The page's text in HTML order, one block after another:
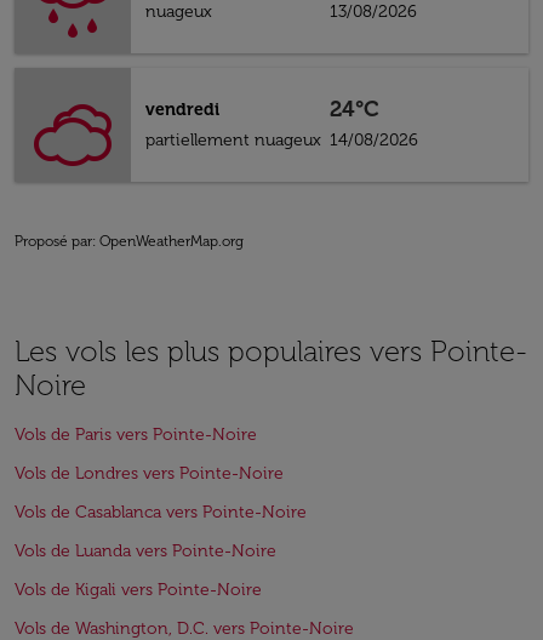
nuageux
13/08/2026
vendredi
partiellement nuageux
24°C
14/08/2026
Proposé par: OpenWeatherMap.org
Les vols les plus populaires vers Pointe-
Noire
Vols de Paris vers Pointe-Noire
Vols de Londres vers Pointe-Noire
Vols de Casablanca vers Pointe-Noire
Vols de Luanda vers Pointe-Noire
Vols de Kigali vers Pointe-Noire
Vols de Washington, D.C. vers Pointe-Noire